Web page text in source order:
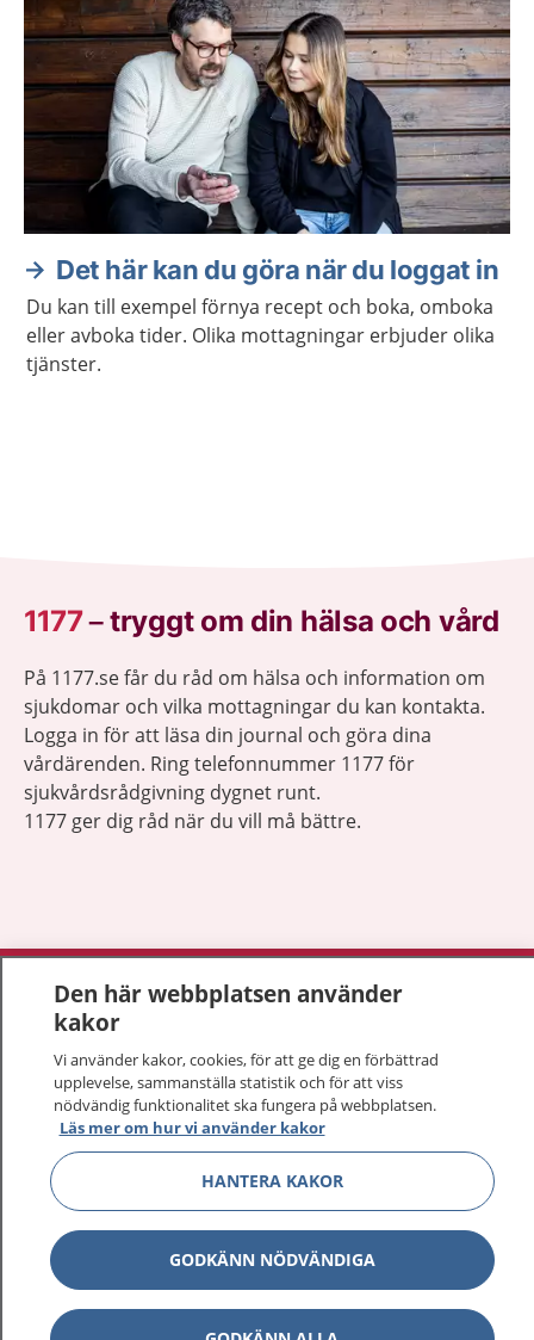
Det här kan du göra när du loggat in
Du kan till exempel förnya recept och boka, omboka
eller avboka tider. Olika mottagningar erbjuder olika
tjänster.
1177–tryggt om din hälsa och vård
På 1177.se får du råd om hälsa och information om
sjukdomar och vilka mottagningar du kan kontakta.
Logga in för att läsa din journal och göra dina
vårdärenden. Ring telefonnummer 1177 för
sjukvårdsrådgivning dygnet runt.
1177 ger dig råd när du vill må bättre.
1177 på flera språk
Kontakt
Behandling av personuppgifter
Hantering av kakor
Inställningar för kakor
Den här webbplatsen använder
kakor
Vi använder kakor, cookies, för att ge dig en förbättrad
upplevelse, sammanställa statistik och för att viss
nödvändig funktionalitet ska fungera på webbplatsen.
Läs mer om hur vi använder kakor
HANTERA KAKOR
GODKÄNN NÖDVÄNDIGA